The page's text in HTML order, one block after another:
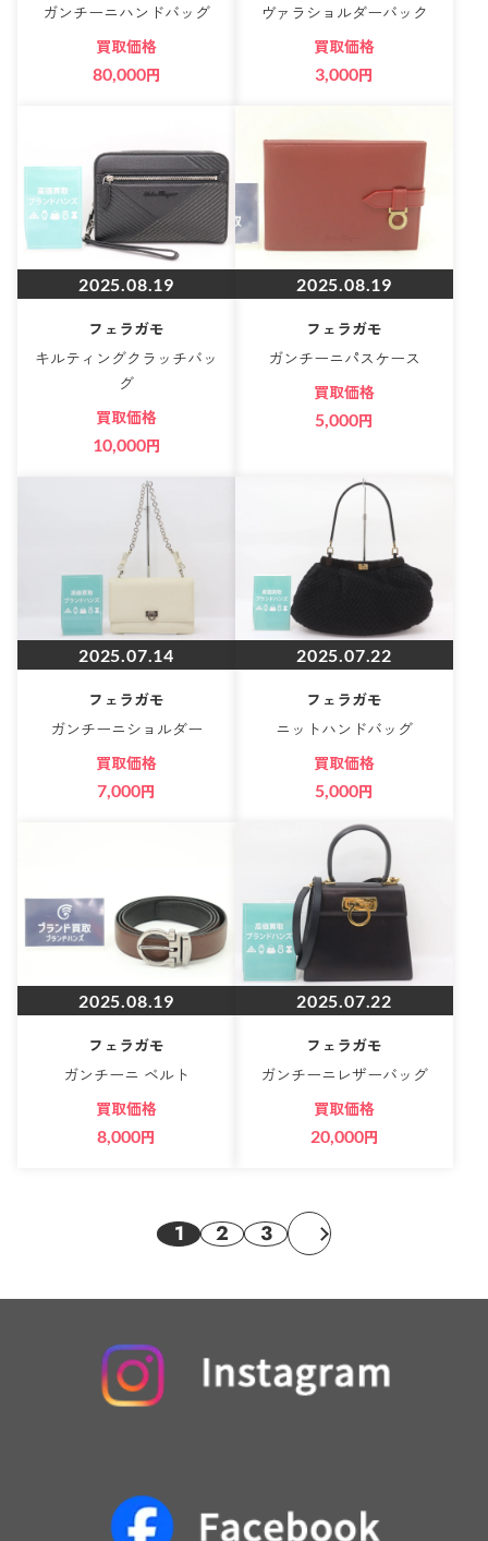
ガンチーニハンドバッグ
買取価格
80,000円
ヴァラショルダーバック
買取価格
3,000円
2025.08.19
フェラガモ
キルティングクラッチバッ
グ
買取価格
10,000円
2025.08.19
フェラガモ
ガンチーニパスケース
買取価格
5,000円
2025.07.14
フェラガモ
ガンチーニショルダー
買取価格
7,000円
2025.07.22
フェラガモ
ニットハンドバッグ
買取価格
5,000円
2025.08.19
フェラガモ
ガンチーニ ベルト
買取価格
8,000円
2025.07.22
フェラガモ
ガンチーニレザーバッグ
買取価格
20,000円
1 2 3